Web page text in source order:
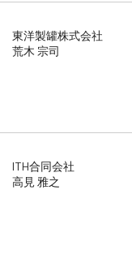
東洋製罐株式会社
荒木 宗司
ITH合同会社
高見 雅之